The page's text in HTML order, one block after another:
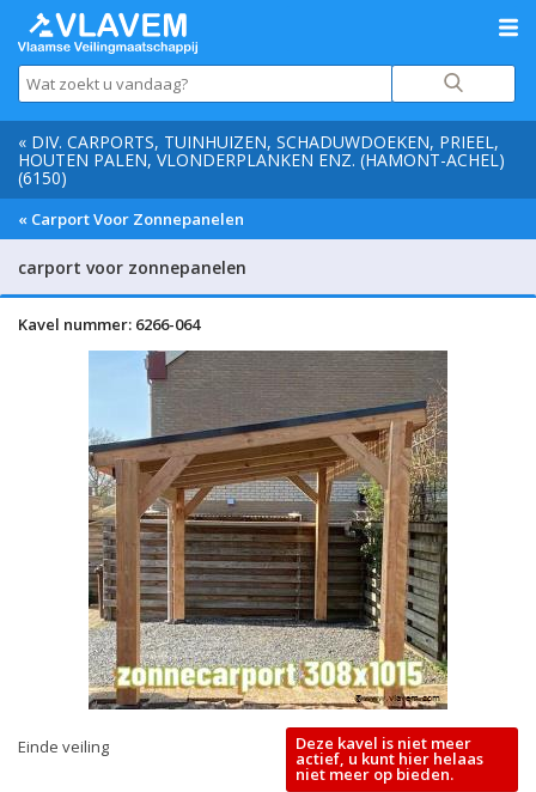
« DIV. CARPORTS, TUINHUIZEN, SCHADUWDOEKEN, PRIEEL,
HOUTEN PALEN, VLONDERPLANKEN ENZ. (HAMONT-ACHEL)
(6150)
« Carport Voor Zonnepanelen
carport voor zonnepanelen
Kavel nummer: 6266-064
Einde veiling Deze kavel is niet meer
actief, u kunt hier helaas
niet meer op bieden.